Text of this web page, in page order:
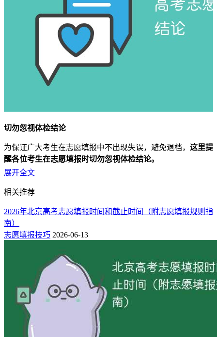
切勿忽视体检结论
为保证广大考生在志愿填报中不出现失误，避免退档， 这里提
醒各位考生在志愿填报时切勿忽视体检结论。
因为有些院校的有些专业，必须要有身体所具备的相应条件，
以满足在大学期间学习实践和毕业后工作的需要，一般提出的
志愿如何避免滑档和退档不被录取）
比如：化学类、医学类各专业、生物工程、化工与制药类、食
的较多专业，需要有一定的辨色能力，如果色弱就不能被录
取，学校对于这类专业都有色觉要求，考生必须具有合格的色
觉体检结论方可填报；
还有像美术学、绘画、艺术设计、摄影、动画、天文学、材料
物理、冶金工程等一些专业，显然要求的身体条件是不能色
展开全文
相关推荐
2026年北京高考志愿填报时间和截止时间（附志愿填报规则指
南）
志愿填报技巧 2026-06-13